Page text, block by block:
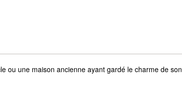
ou une maison ancienne ayant gardé le charme de son